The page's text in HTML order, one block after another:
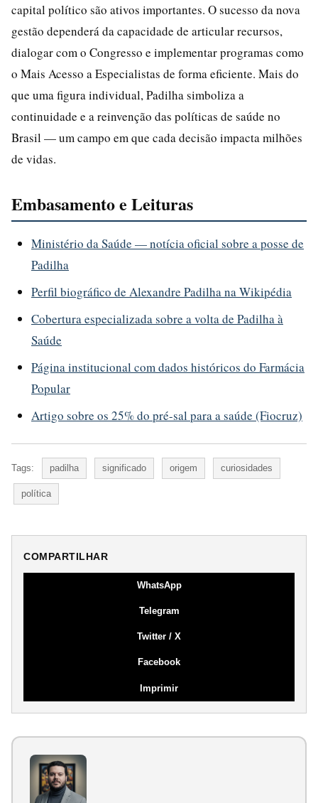
capital político são ativos importantes. O sucesso da nova
gestão dependerá da capacidade de articular recursos,
dialogar com o Congresso e implementar programas como
o Mais Acesso a Especialistas de forma eficiente. Mais do
que uma figura individual, Padilha simboliza a
continuidade e a reinvenção das políticas de saúde no
Brasil — um campo em que cada decisão impacta milhões
de vidas.
Embasamento e Leituras
Ministério da Saúde — notícia oficial sobre a posse de
Padilha
Perfil biográfico de Alexandre Padilha na Wikipédia
Cobertura especializada sobre a volta de Padilha à
Saúde
Página institucional com dados históricos do Farmácia
Popular
Artigo sobre os 25% do pré-sal para a saúde (Fiocruz)
Tags: padilha significado origem curiosidades
política
COMPARTILHAR
WhatsApp
Telegram
Twitter / X
Facebook
Imprimir